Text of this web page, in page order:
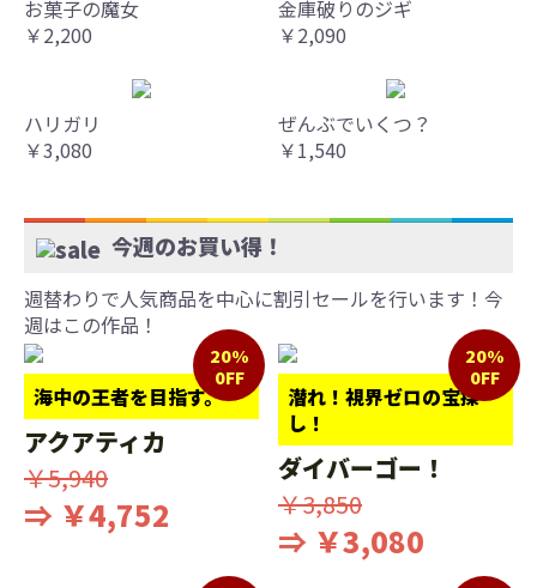
お菓子の魔女
￥2,200
金庫破りのジギ
￥2,090
ハリガリ
￥3,080
ぜんぶでいくつ？
￥1,540
今週のお買い得！
週替わりで人気商品を中心に割引セールを行います！今
週はこの作品！
海中の王者を目指す。
20%
0FF
アクアティカ
￥5,940
⇒ ￥4,752
潜れ！視界ゼロの宝探
し！
20%
0FF
ダイバーゴー！
￥3,850
⇒ ￥3,080